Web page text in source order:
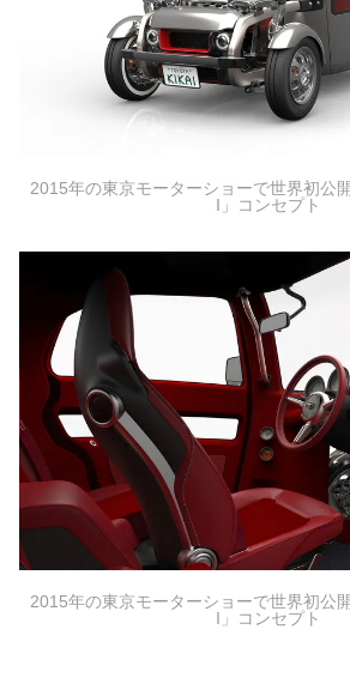
2015年の東京モーターショーで世界初公
I」コンセプト
2015年の東京モーターショーで世界初公
I」コンセプト